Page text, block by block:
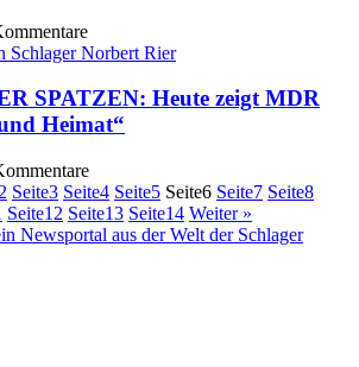
SPATZEN: Heute zeigt MDR
Heimat“
2 Seite3 Seite4 Seite5 Seite6 Seite7 Seite8
Seite12 Seite13 Seite14 Weiter »